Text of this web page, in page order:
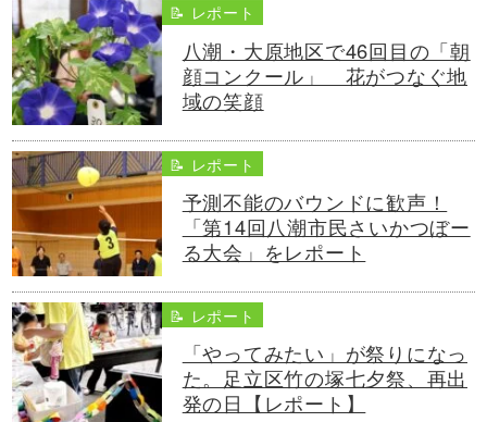
📝 レポート
八潮・大原地区で46回目の「朝
顔コンクール」 花がつなぐ地
域の笑顔
📝 レポート
予測不能のバウンドに歓声！
「第14回八潮市民さいかつぼー
る大会」をレポート
📝 レポート
「やってみたい」が祭りになっ
た。足立区竹の塚七夕祭、再出
発の日【レポート】